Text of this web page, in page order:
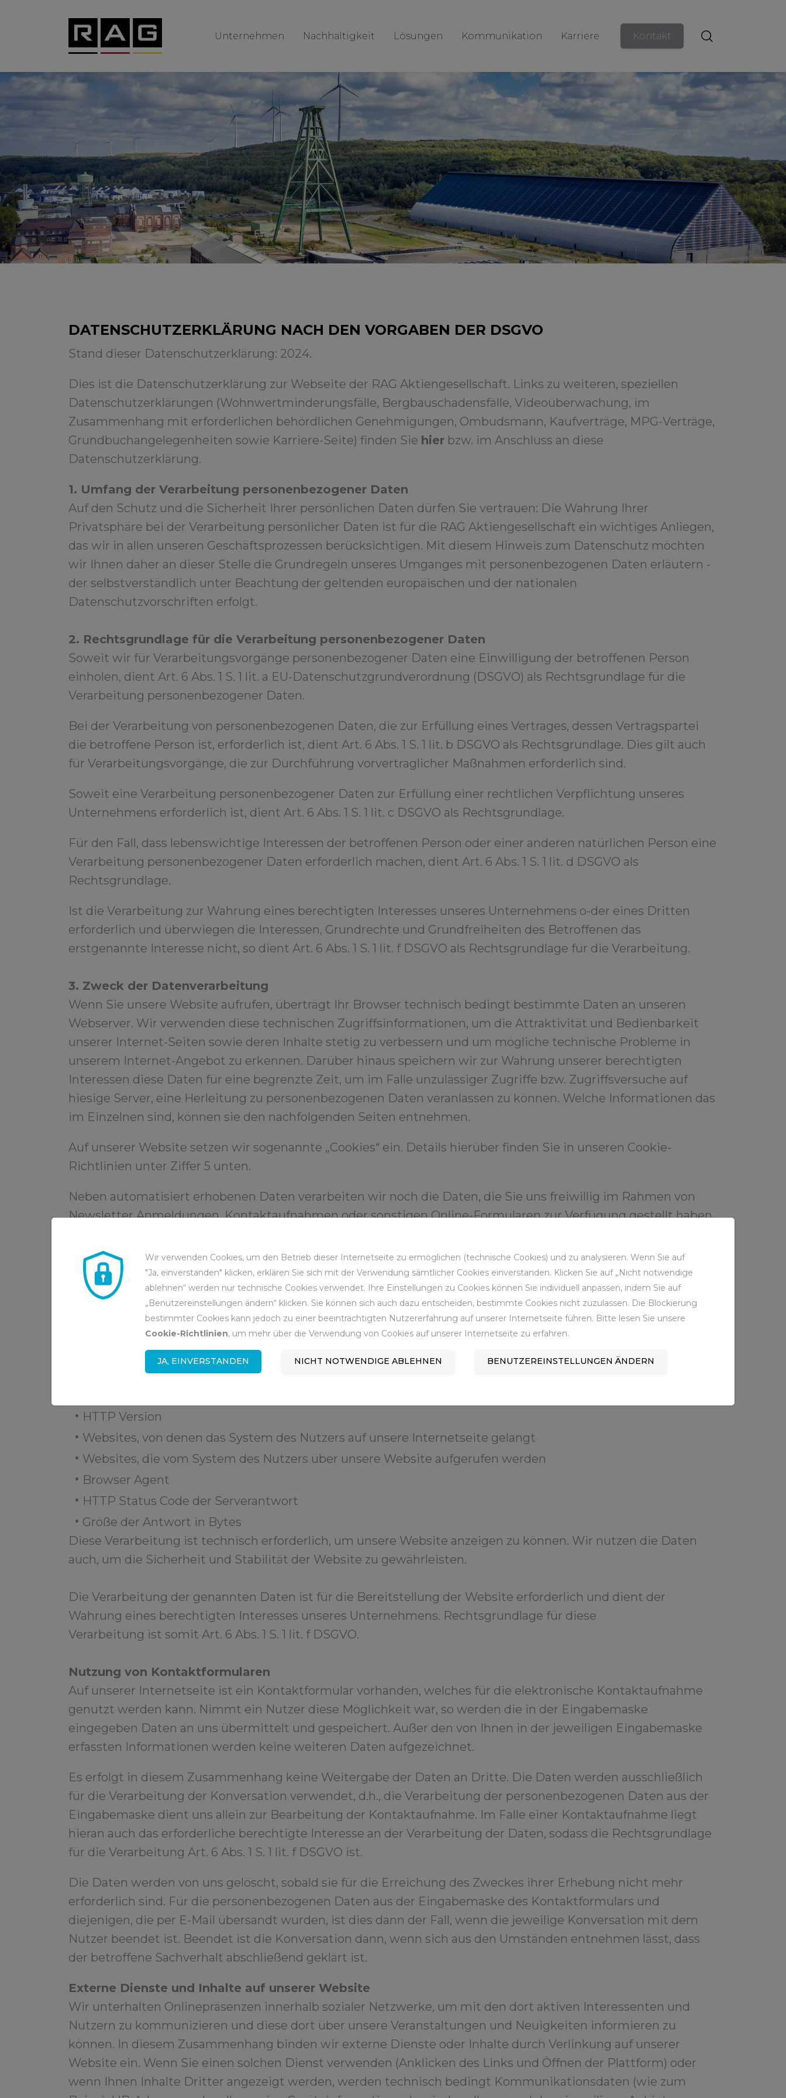
Unternehmen Nachhaltigkeit Lösungen Kommunikation Karriere Kontakt
DATENSCHUTZERKLÄRUNG NACH DEN VORGABEN DER DSGVO
Stand dieser Datenschutzerklärung: 2024.
Dies ist die Datenschutzerklärung zur Webseite der RAG Aktiengesellschaft. Links zu weiteren, speziellen
Datenschutzerklärungen (Wohnwertminderungsfälle, Bergbauschadensfälle, Videoüberwachung, im
Zusammenhang mit erforderlichen behördlichen Genehmigungen, Ombudsmann, Kaufverträge, MPG-Verträge,
Grundbuchangelegenheiten sowie Karriere-Seite) finden Sie hier bzw. im Anschluss an diese
Datenschutzerklärung.
1. Umfang der Verarbeitung personenbezogener Daten
Auf den Schutz und die Sicherheit Ihrer persönlichen Daten dürfen Sie vertrauen: Die Wahrung Ihrer
Privatsphäre bei der Verarbeitung persönlicher Daten ist für die RAG Aktiengesellschaft ein wichtiges Anliegen,
das wir in allen unseren Geschäftsprozessen berücksichtigen. Mit diesem Hinweis zum Datenschutz möchten
wir Ihnen daher an dieser Stelle die Grundregeln unseres Umganges mit personenbezogenen Daten erläutern -
der selbstverständlich unter Beachtung der geltenden europäischen und der nationalen
Datenschutzvorschriften erfolgt.
2. Rechtsgrundlage für die Verarbeitung personenbezogener Daten
Soweit wir für Verarbeitungsvorgänge personenbezogener Daten eine Einwilligung der betroffenen Person
einholen, dient Art. 6 Abs. 1 S. 1 lit. a EU-Datenschutzgrundverordnung (DSGVO) als Rechtsgrundlage für die
Verarbeitung personenbezogener Daten.
Bei der Verarbeitung von personenbezogenen Daten, die zur Erfüllung eines Vertrages, dessen Vertragspartei
die betroffene Person ist, erforderlich ist, dient Art. 6 Abs. 1 S. 1 lit. b DSGVO als Rechtsgrundlage. Dies gilt auch
für Verarbeitungsvorgänge, die zur Durchführung vorvertraglicher Maßnahmen erforderlich sind.
Soweit eine Verarbeitung personenbezogener Daten zur Erfüllung einer rechtlichen Verpflichtung unseres
Unternehmens erforderlich ist, dient Art. 6 Abs. 1 S. 1 lit. c DSGVO als Rechtsgrundlage.
Für den Fall, dass lebenswichtige Interessen der betroffenen Person oder einer anderen natürlichen Person eine
Verarbeitung personenbezogener Daten erforderlich machen, dient Art. 6 Abs. 1 S. 1 lit. d DSGVO als
Rechtsgrundlage.
Ist die Verarbeitung zur Wahrung eines berechtigten Interesses unseres Unternehmens o-der eines Dritten
erforderlich und überwiegen die Interessen, Grundrechte und Grundfreiheiten des Betroffenen das
erstgenannte Interesse nicht, so dient Art. 6 Abs. 1 S. 1 lit. f DSGVO als Rechtsgrundlage für die Verarbeitung.
3. Zweck der Datenverarbeitung
Wenn Sie unsere Website aufrufen, überträgt Ihr Browser technisch bedingt bestimmte Daten an unseren
Webserver. Wir verwenden diese technischen Zugriffsinformationen, um die Attraktivität und Bedienbarkeit
unserer Internet-Seiten sowie deren Inhalte stetig zu verbessern und um mögliche technische Probleme in
unserem Internet-Angebot zu erkennen. Darüber hinaus speichern wir zur Wahrung unserer berechtigten
Interessen diese Daten für eine begrenzte Zeit, um im Falle unzulässiger Zugriffe bzw. Zugriffsversuche auf
hiesige Server, eine Herleitung zu personenbezogenen Daten veranlassen zu können. Welche Informationen das
im Einzelnen sind, können sie den nachfolgenden Seiten entnehmen.
Auf unserer Website setzen wir sogenannte „Cookies“ ein. Details hierüber finden Sie in unseren Cookie-
Richtlinien unter Ziffer 5 unten.
Neben automatisiert erhobenen Daten verarbeiten wir noch die Daten, die Sie uns freiwillig im Rahmen von
Newsletter Anmeldungen, Kontaktaufnahmen oder sonstigen Online-Formularen zur Verfügung gestellt haben.
4. Beschreibung und Umfang der Datenverarbeitung
Bei jedem Aufruf unserer Internetseite erfasst unser System automatisiert Daten und Informationen vom
Computersystem des aufrufenden Rechners. Diese Daten werden in Form von Protokollen aufgezeichnet.
Folgende Daten werden hierbei erhoben:
IP-Adresse des Nutzers
Datum und Uhrzeit des Zugriffs
HTTP Version
Websites, von denen das System des Nutzers auf unsere Internetseite gelangt
Websites, die vom System des Nutzers über unsere Website aufgerufen werden
Browser Agent
HTTP Status Code der Serverantwort
Größe der Antwort in Bytes
Diese Verarbeitung ist technisch erforderlich, um unsere Website anzeigen zu können. Wir nutzen die Daten
auch, um die Sicherheit und Stabilität der Website zu gewährleisten.
Die Verarbeitung der genannten Daten ist für die Bereitstellung der Website erforderlich und dient der
Wahrung eines berechtigten Interesses unseres Unternehmens. Rechtsgrundlage für diese
Verarbeitung ist somit Art. 6 Abs. 1 S. 1 lit. f DSGVO.
Nutzung von Kontaktformularen
Auf unserer Internetseite ist ein Kontaktformular vorhanden, welches für die elektronische Kontaktaufnahme
genutzt werden kann. Nimmt ein Nutzer diese Möglichkeit war, so werden die in der Eingabemaske
eingegeben Daten an uns übermittelt und gespeichert. Außer den von Ihnen in der jeweiligen Eingabemaske
erfassten Informationen werden keine weiteren Daten aufgezeichnet.
Es erfolgt in diesem Zusammenhang keine Weitergabe der Daten an Dritte. Die Daten werden ausschließlich
für die Verarbeitung der Konversation verwendet, d.h., die Verarbeitung der personenbezogenen Daten aus der
Eingabemaske dient uns allein zur Bearbeitung der Kontaktaufnahme. Im Falle einer Kontaktaufnahme liegt
hieran auch das erforderliche berechtigte Interesse an der Verarbeitung der Daten, sodass die Rechtsgrundlage
für die Verarbeitung Art. 6 Abs. 1 S. 1 lit. f DSGVO ist.
Die Daten werden von uns gelöscht, sobald sie für die Erreichung des Zweckes ihrer Erhebung nicht mehr
erforderlich sind. Für die personenbezogenen Daten aus der Eingabemaske des Kontaktformulars und
diejenigen, die per E-Mail übersandt wurden, ist dies dann der Fall, wenn die jeweilige Konversation mit dem
Nutzer beendet ist. Beendet ist die Konversation dann, wenn sich aus den Umständen entnehmen lässt, dass
der betroffene Sachverhalt abschließend geklärt ist.
Externe Dienste und Inhalte auf unserer Website
Wir unterhalten Onlinepräsenzen innerhalb sozialer Netzwerke, um mit den dort aktiven Interessenten und
Nutzern zu kommunizieren und diese dort über unsere Veranstaltungen und Neuigkeiten informieren zu
können. In diesem Zusammenhang binden wir externe Dienste oder Inhalte durch Verlinkung auf unserer
Website ein. Wenn Sie einen solchen Dienst verwenden (Anklicken des Links und Öffnen der Plattform) oder
wenn Ihnen Inhalte Dritter angezeigt werden, werden technisch bedingt Kommunikationsdaten (wie zum
Wir verwenden Cookies, um den Betrieb dieser Internetseite zu ermöglichen (technische Cookies) und zu analysieren. Wenn Sie auf
"Ja, einverstanden" klicken, erklären Sie sich mit der Verwendung sämtlicher Cookies einverstanden. Klicken Sie auf „Nicht notwendige
ablehnen“ werden nur technische Cookies verwendet. Ihre Einstellungen zu Cookies können Sie individuell anpassen, indem Sie auf
„Benutzereinstellungen ändern“ klicken. Sie können sich auch dazu entscheiden, bestimmte Cookies nicht zuzulassen. Die Blockierung
bestimmter Cookies kann jedoch zu einer beeinträchtigten Nutzererfahrung auf unserer Internetseite führen. Bitte lesen Sie unsere
Cookie-Richtlinien, um mehr über die Verwendung von Cookies auf unserer Internetseite zu erfahren.
JA, EINVERSTANDEN NICHT NOTWENDIGE ABLEHNEN BENUTZEREINSTELLUNGEN ÄNDERN